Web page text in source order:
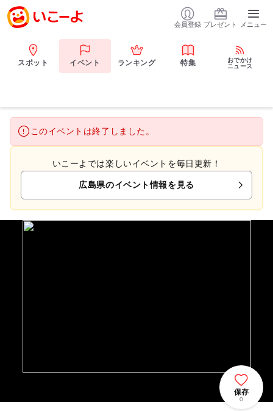
会員登録 プレゼント メニュー
スポット イベント ランキング 特集
おでかけ
ニュース
このイベントは終了しました。
いこーよでは楽しいイベントを毎日更新！
広島県のイベント情報を見る
保存
0